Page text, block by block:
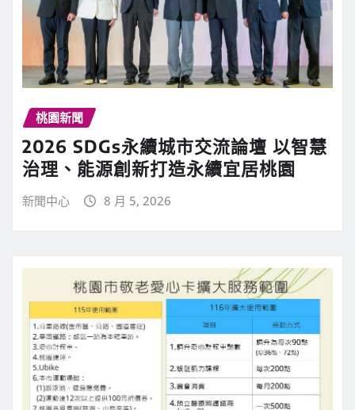
桃園新聞
2026 SDGs永續城市交流論壇 以智慧
治理、能源創新打造永續宜居桃園
新聞中心 8 月 5, 2026